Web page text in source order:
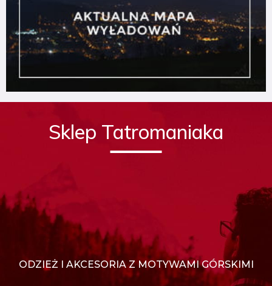
Sklep Tatromaniaka
ODZIEŻ I AKCESORIA Z MOTYWAMI GÓRSKIMI